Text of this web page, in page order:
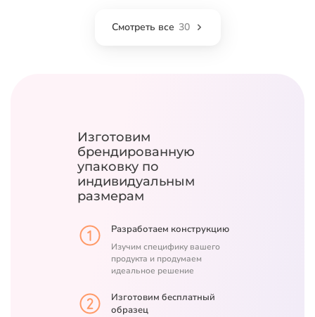
Смотреть все 30
Изготовим
брендированную
упаковку по
индивидуальным
размерам
Разработаем конструкцию
Изучим специфику вашего
продукта и продумаем
идеальное решение
Изготовим бесплатный
образец